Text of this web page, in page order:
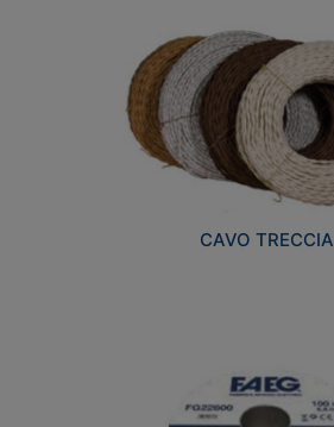
CAVO TRECCIA